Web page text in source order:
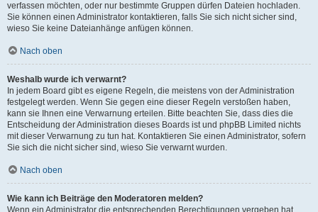
verfassen möchten, oder nur bestimmte Gruppen dürfen Dateien hochladen.
Sie können einen Administrator kontaktieren, falls Sie sich nicht sicher sind,
wieso Sie keine Dateianhänge anfügen können.
Nach oben
Weshalb wurde ich verwarnt?
In jedem Board gibt es eigene Regeln, die meistens von der Administration
festgelegt werden. Wenn Sie gegen eine dieser Regeln verstoßen haben,
kann sie Ihnen eine Verwarnung erteilen. Bitte beachten Sie, dass dies die
Entscheidung der Administration dieses Boards ist und phpBB Limited nichts
mit dieser Verwarnung zu tun hat. Kontaktieren Sie einen Administrator, sofern
Sie sich die nicht sicher sind, wieso Sie verwarnt wurden.
Nach oben
Wie kann ich Beiträge den Moderatoren melden?
Wenn ein Administrator die entsprechenden Berechtigungen vergeben hat,